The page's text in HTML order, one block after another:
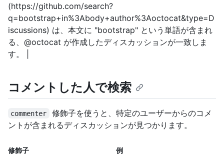
(https://github.com/search?
q=bootstrap+in%3Abody+author%3Aoctocat&type=D
iscussions) は、本文に "bootstrap" という単語が含まれ
る、@octocat が作成したディスカッションが一致しま
す。 |
コメントした人で検索
commenter
修飾子を使うと、特定のユーザーからのコメ
ントが含まれるディスカッションが見つかります。
修飾子 例